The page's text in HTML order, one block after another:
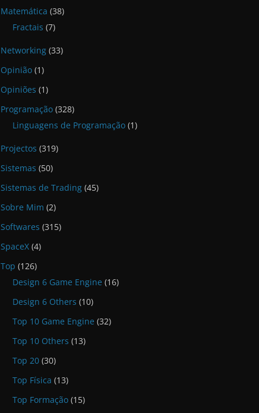
Matemática (38)
Fractais (7)
Networking (33)
Opinião (1)
Opiniões (1)
Programação (328)
Linguagens de Programação (1)
Projectos (319)
Sistemas (50)
Sistemas de Trading (45)
Sobre Mim (2)
Softwares (315)
SpaceX (4)
Top (126)
Design 6 Game Engine (16)
Design 6 Others (10)
Top 10 Game Engine (32)
Top 10 Others (13)
Top 20 (30)
Top Física (13)
Top Formação (15)